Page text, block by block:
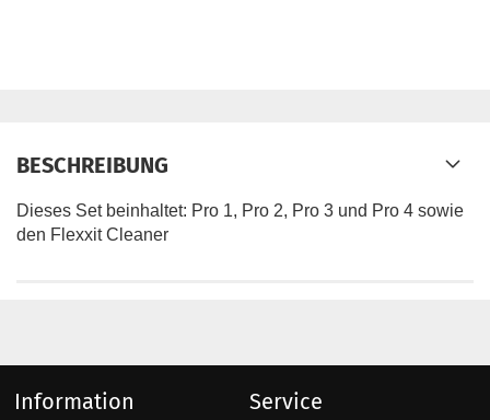
BESCHREIBUNG
Dieses Set beinhaltet: Pro 1, Pro 2, Pro 3 und Pro 4 sowie
den Flexxit Cleaner
Information Service